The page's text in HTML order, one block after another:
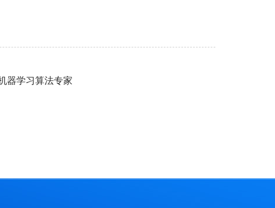
器学习算法专家